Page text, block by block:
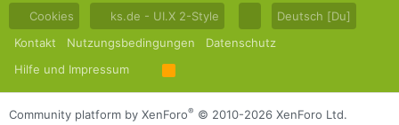
Cookies ks.de - UI.X 2-Style
Deutsch [Du]
Kontakt
Nutzungsbedingungen
Datenschutz
Hilfe und Impressum
R
S
S
Community platform by XenForo® © 2010-2026 XenForo Ltd.